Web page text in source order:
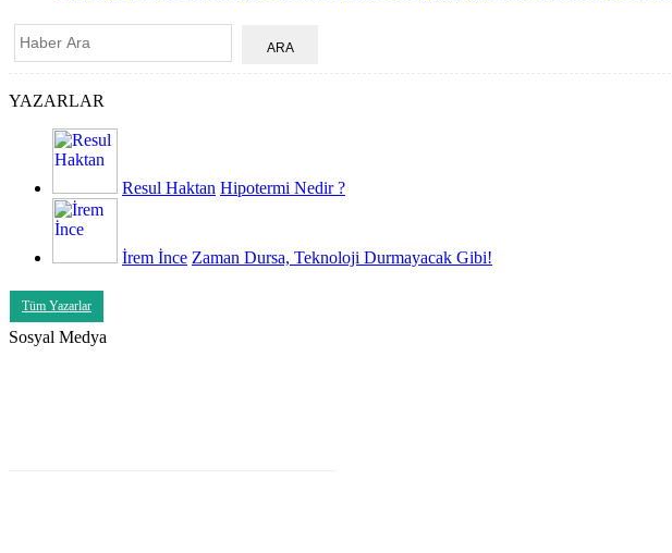
YAZARLAR
Resul Haktan Hipotermi Nedir ?
İrem İnce Zaman Dursa, Teknoloji Durmayacak Gibi!
Tüm Yazarlar
Sosyal Medya